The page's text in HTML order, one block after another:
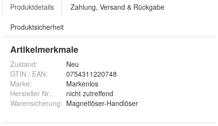
Produktdetails Zahlung, Versand & Rückgabe
Produktsicherheit
Artikelmerkmale
Zustand:
Neu
GTIN / EAN:
0754311220748
Marke:
Markenlos
Hersteller Nr.:
nicht zutreffend
Warensicherung: Magnetlöser-Handlöser